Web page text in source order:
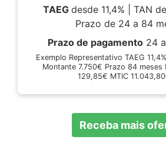
TAEG desde 11,4% | TAN
Prazo de 24 a 84
Prazo de pagamento24 a
Exemplo Representativo TAEG
Montante 7.750€ Prazo 84 meses
129,85€ MTIC
Receba mais